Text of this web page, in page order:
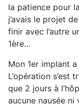
la patience pour
j’avais le projet
finir avec l’autre
1ère…
Mon 1er implant
L’opération s’est
que 2 jours à
aucune nausée ni